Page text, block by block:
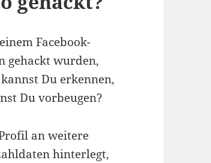
Facebook-
gehackt wurden,
Du erkennen,
Du vorbeugen?
an weitere
hinterlegt,